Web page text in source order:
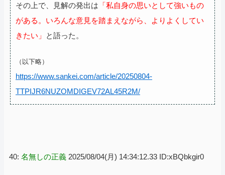
その上で、見解の発出は 「私自身の思いとして強いもの
がある。いろんな意見を踏まえながら、よりよくしてい
きたい」
と語った。
（以下略）
https://www.sankei.com/article/20250804-
TTPIJR6NUZOMDIGEV72AL45R2M/
40: 名無しの正義 2025/08/04(月) 14:34:12.33 ID:xBQbkgir0